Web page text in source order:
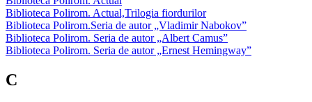
Biblioteca Polirom. Actual,Trilogia fiordurilor
Biblioteca Polirom.Seria de autor „Vladimir Nabokov”
Biblioteca Polirom. Seria de autor „Albert Camus”
Biblioteca Polirom. Seria de autor „Ernest Hemingway”
C